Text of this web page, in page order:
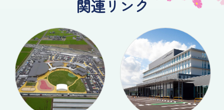
関連リンク